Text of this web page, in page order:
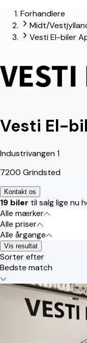
lead-forhandler
Forhandlere
Midt/
Vesti El-biler
Vesti El-
Industrivangen 1
7200 Grindsted
Kontakt os
19 biler til salg lige nu
Alle mærker
Alle priser
Alle årgange
Vis resultat
Sorter efter
Bedste match